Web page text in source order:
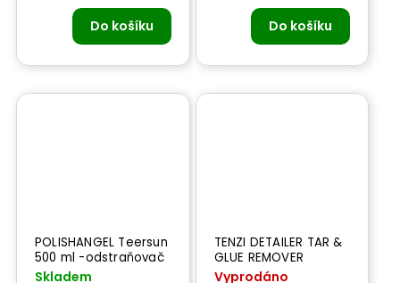
Do košíku Do košíku
POLISHANGEL Teersun
500 ml -odstraňovač
dehtu a asfaltu
Skladem
TENZI DETAILER TAR &
GLUE REMOVER
AEROSOL -300 ml
Vyprodáno